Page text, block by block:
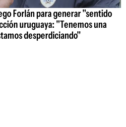
Forlán para generar "sentido
uruguaya: "Tenemos una
desperdiciando"